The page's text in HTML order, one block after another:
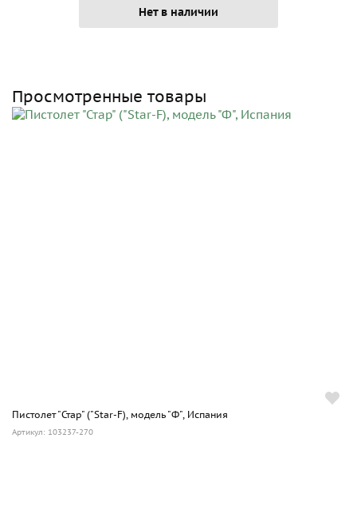
Нет в наличии
Просмотренные товары
Пистолет "Стар" ("Star-F), модель "Ф", Испания
Артикул: 103237-270